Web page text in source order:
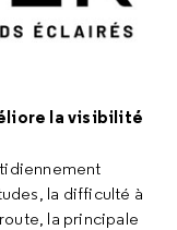
la visibilité
la difficulté à
la principale